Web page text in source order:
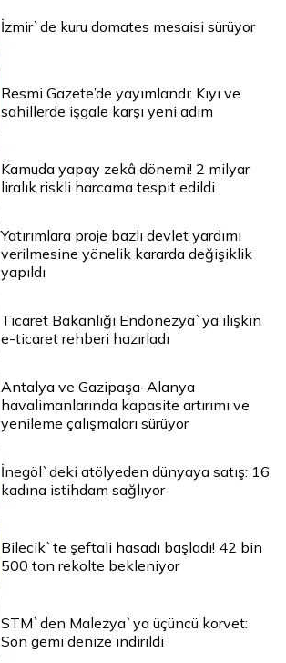
İzmir`de kuru domates mesaisi sürüyor
Resmi Gazete’de yayımlandı: Kıyı ve
sahillerde işgale karşı yeni adım
Kamuda yapay zekâ dönemi! 2 milyar
liralık riskli harcama tespit edildi
Yatırımlara proje bazlı devlet yardımı
verilmesine yönelik kararda değişiklik
yapıldı
Ticaret Bakanlığı Endonezya`ya ilişkin
e-ticaret rehberi hazırladı
Antalya ve Gazipaşa-Alanya
havalimanlarında kapasite artırımı ve
yenileme çalışmaları sürüyor
İnegöl`deki atölyeden dünyaya satış: 16
kadına istihdam sağlıyor
Bilecik`te şeftali hasadı başladı! 42 bin
500 ton rekolte bekleniyor
STM`den Malezya`ya üçüncü korvet:
Son gemi denize indirildi